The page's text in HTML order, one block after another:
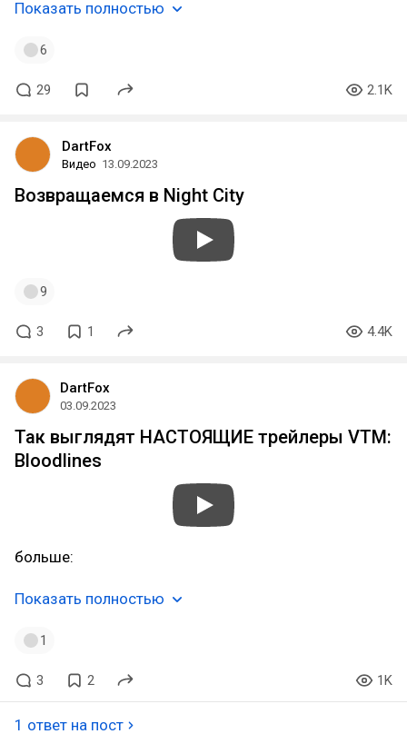
Показать полностью
6
29 2.1K
DartFox
Видео 13.09.2023
Возвращаемся в Night City
9
3 1 4.4K
DartFox
03.09.2023
Так выглядят НАСТОЯЩИЕ трейлеры VTM:
Bloodlines
больше:
Показать полностью
1
3 2 1K
1 ответ на пост